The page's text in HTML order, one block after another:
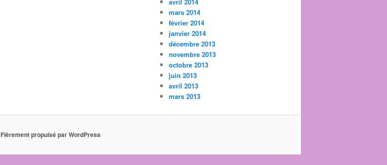
mars 2014
février 2014
janvier 2014
décembre 2013
novembre 2013
octobre 2013
juin 2013
avril 2013
mars 2013
Fièrement propulsé par WordPress